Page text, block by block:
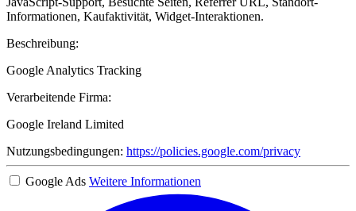
Informationen, Kaufaktivität, Widget-Interaktionen.
Beschreibung:
Google Analytics Tracking
Verarbeitende Firma:
Google Ireland Limited
Nutzungsbedingungen: https://policies.google.com/privacy
Google Ads Weitere Informationen